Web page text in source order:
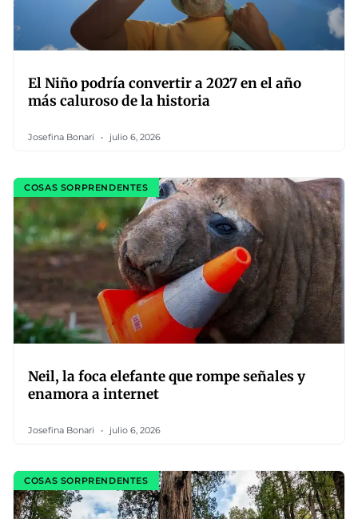
El Niño podría convertir a 2027 en el año
más caluroso de la historia
Josefina Bonari julio 6, 2026
COSAS SORPRENDENTES
Neil, la foca elefante que rompe señales y
enamora a internet
Josefina Bonari julio 6, 2026
COSAS SORPRENDENTES